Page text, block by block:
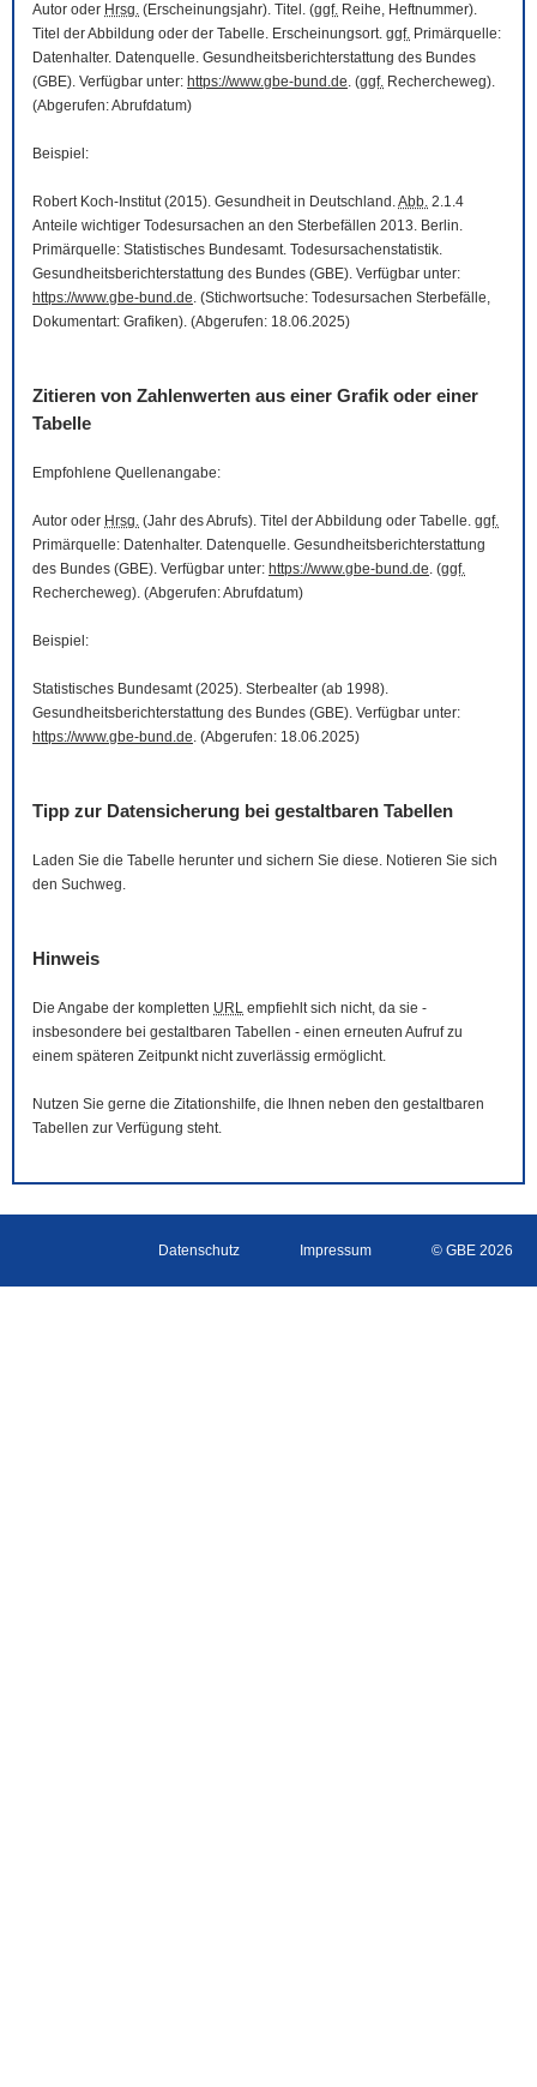
Autor oder Hrsg. (Erscheinungsjahr). Titel. (ggf. Reihe, Heftnummer).
Titel der Abbildung oder der Tabelle. Erscheinungsort. ggf. Primärquelle:
Datenhalter. Datenquelle. Gesundheitsberichterstattung des Bundes
(GBE). Verfügbar unter: https://www.gbe-bund.de. (ggf. Rechercheweg).
(Abgerufen: Abrufdatum)
Beispiel:
Robert Koch-Institut (2015). Gesundheit in Deutschland.Abb. 2.1.4
Anteile wichtiger Todesursachen an den Sterbefällen 2013. Berlin.
Primärquelle: Statistisches Bundesamt. Todesursachenstatistik.
Gesundheitsberichterstattung des Bundes (GBE). Verfügbar unter:
https://www.gbe-bund.de. (Stichwortsuche: Todesursachen Sterbefälle,
Dokumentart: Grafiken). (Abgerufen: 18.06.2025)
Zitieren von Zahlenwerten aus einer Grafik oder einer
Tabelle
Empfohlene Quellenangabe:
Autor oder Hrsg. (Jahr des Abrufs). Titel der Abbildung oder Tabelle. ggf.
Primärquelle: Datenhalter. Datenquelle. Gesundheitsberichterstattung
des Bundes (GBE). Verfügbar unter: https://www.gbe-bund.de. (ggf.
Rechercheweg). (Abgerufen: Abrufdatum)
Beispiel:
Statistisches Bundesamt (2025). Sterbealter (ab 1998).
Gesundheitsberichterstattung des Bundes (GBE). Verfügbar unter:
https://www.gbe-bund.de. (Abgerufen: 18.06.2025)
Tipp zur Datensicherung bei gestaltbaren Tabellen
Laden Sie die Tabelle herunter und sichern Sie diese. Notieren Sie sich
den Suchweg.
Hinweis
Die Angabe der kompletten URL empfiehlt sich nicht, da sie -
insbesondere bei gestaltbaren Tabellen - einen erneuten Aufruf zu
einem späteren Zeitpunkt nicht zuverlässig ermöglicht.
Nutzen Sie gerne die Zitationshilfe, die Ihnen neben den gestaltbaren
Tabellen zur Verfügung steht.
Datenschutz Impressum © GBE 2026